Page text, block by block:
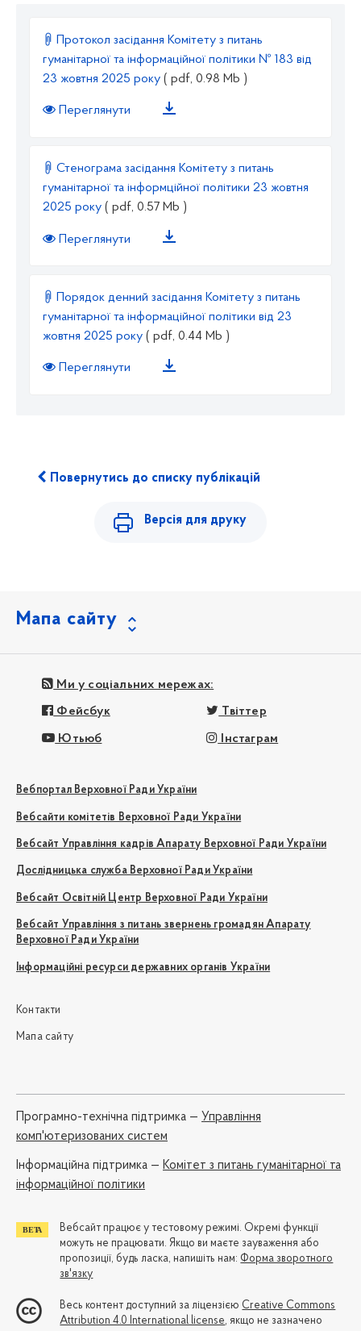
Протокол засідання Комітету з питань
гуманітарної та інформаційної політики № 183 від
23 жовтня 2025 року ( pdf, 0.98 Mb )
Переглянути
Стенограма засідання Комітету з питань
гуманітарної та інформційної політики 23 жовтня
2025 року ( pdf, 0.57 Mb )
Переглянути
Порядок денний засідання Комітету з питань
гуманітарної та інформаційної політики від 23
жовтня 2025 року ( pdf, 0.44 Mb )
Переглянути
Повернутись до списку публікацій
Версія для друку
Мапа сайту
Ми у соціальних мережах:
Фейсбук Твіттер
Ютьюб Інстаграм
Вебпортал Верховної Ради України
Вебсайти комітетів Верховної Ради України
Вебсайт Управління кадрів Апарату Верховної Ради України
Дослідницька служба Верховної Ради України
Вебсайт Освітній Центр Верховної Ради України
Вебсайт Управління з питань звернень громадян Апарату
Верховної Ради України
Інформаційні ресурси державних органів України
Контакти
Мапа сайту
Програмно-технічна підтримка — Управління
комп'ютеризованих систем
Iнформаційна підтримка — Комітет з питань гуманітарної та
інформаційної політики
Вебсайт працює у тестовому режимі. Окремі функції
можуть не працювати. Якщо ви маєте зауваження або
пропозиції, будь ласка, напишіть нам: Форма зворотного
зв'язку
Весь контент доступний за ліцензією Creative Commons
Attribution 4.0 International license, якщо не зазначено